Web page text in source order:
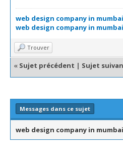
web design company in mumbai
web design company in mumbai
Trouver
« Sujet précédent | Sujet
Messages dans ce sujet
web design company in mumbai